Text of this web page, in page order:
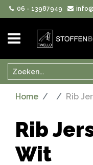
06 - 13987949
Zoeken
Home Rib
Rib
Wit